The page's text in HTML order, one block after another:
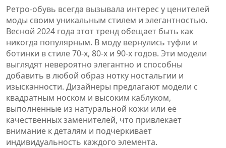
Ретро-обувь всегда вызывала интерес у ценителей
моды своим уникальным стилем и элегантностью.
Весной 2024 года этот тренд обещает быть как
никогда популярным. В моду вернулись туфли и
ботинки в стиле 70-х, 80-х и 90-х годов. Эти модели
выглядят невероятно элегантно и способны
добавить в любой образ нотку ностальгии и
изысканности. Дизайнеры предлагают модели с
квадратным носком и высоким каблуком,
выполненные из натуральной кожи или её
качественных заменителей, что привлекает
внимание к деталям и подчеркивает
индивидуальность каждого элемента.